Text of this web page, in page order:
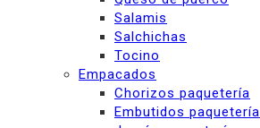
Salamis
Salchichas
Tocino
Empacados
Chorizos paquetería
Embutidos paquetería